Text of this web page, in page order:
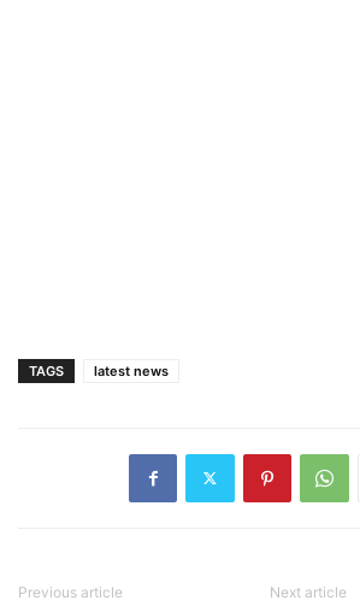
TAGS latest news
Previous article Next article